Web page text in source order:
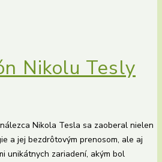
Nikolu Tesly
Nikola Tesla sa zaoberal nielen
a jej bezdrôtovým prenosom, ale aj
unikátnych zariadení, akým bol